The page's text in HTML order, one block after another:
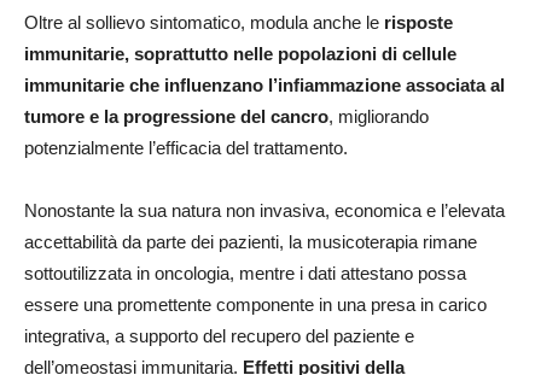
Oltre al sollievo sintomatico, modula anche le risposte
immunitarie, soprattutto nelle popolazioni di cellule
immunitarie che influenzano l’infiammazione associata al
tumore e la progressione del cancro, migliorando
potenzialmente l’efficacia del trattamento.
Nonostante la sua natura non invasiva, economica e l’elevata
accettabilità da parte dei pazienti, la musicoterapia rimane
sottoutilizzata in oncologia, mentre i dati attestano possa
essere una promettente componente in una presa in carico
integrativa, a supporto del recupero del paziente e
dell’omeostasi immunitaria. Effetti positivi della